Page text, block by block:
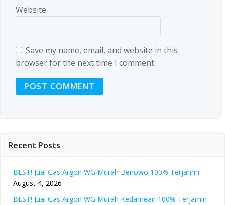
Website
Save my name, email, and website in this
browser for the next time I comment.
Recent Posts
BEST! Jual Gas Argon WG Murah Benowo 100% Terjamin
August 4, 2026
BEST! Jual Gas Argon WG Murah Kedamean 100% Terjamin